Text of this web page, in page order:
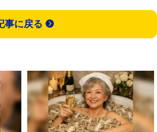
事に戻る